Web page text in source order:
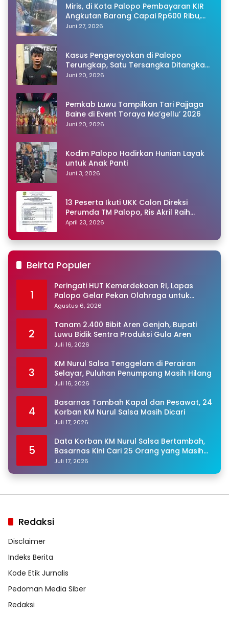
Miris, di Kota Palopo Pembayaran KIR
Angkutan Barang Capai Rp600 Ribu,
Warganet Pertanyakan Dugaan Pungli
Juni 27, 2026
Kasus Pengeroyokan di Palopo
Terungkap, Satu Tersangka Ditangkap
Polisi
Juni 20, 2026
Pemkab Luwu Tampilkan Tari Pajjaga
Baine di Event Toraya Ma’gellu’ 2026
Juni 20, 2026
Kodim Palopo Hadirkan Hunian Layak
untuk Anak Panti
Juni 3, 2026
13 Peserta Ikuti UKK Calon Direksi
Perumda TM Palopo, Ris Akril Raih
Peringkat Pertama
April 23, 2026
Beirta Populer
1
Peringati HUT Kemerdekaan RI, Lapas
Palopo Gelar Pekan Olahraga untuk
Warga Binaan
Agustus 6, 2026
2
Tanam 2.400 Bibit Aren Genjah, Bupati
Luwu Bidik Sentra Produksi Gula Aren
Juli 16, 2026
3
KM Nurul Salsa Tenggelam di Perairan
Selayar, Puluhan Penumpang Masih Hilang
Juli 16, 2026
4
Basarnas Tambah Kapal dan Pesawat, 24
Korban KM Nurul Salsa Masih Dicari
Juli 17, 2026
5
Data Korban KM Nurul Salsa Bertambah,
Basarnas Kini Cari 25 Orang yang Masih
Hilang
Juli 17, 2026
Redaksi
Disclaimer
Indeks Berita
Kode Etik Jurnalis
Pedoman Media Siber
Redaksi